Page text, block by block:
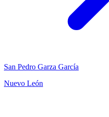
San Pedro Garza García
Nuevo León